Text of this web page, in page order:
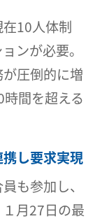
10人体制
ンが必要。
圧倒的に増
間を超える
し要求実現
も参加し、
月27日の最